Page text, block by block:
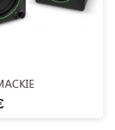
rapide